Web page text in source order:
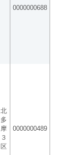
0000000688
北
多
摩
３
区
0000000489